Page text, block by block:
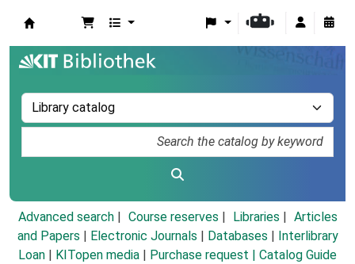
Advanced search Course reserves Libraries
Articles
and Papers
Electronic Journals Databases
Interlibrary
Loan
KITopen media Purchase request | Catalog Guide